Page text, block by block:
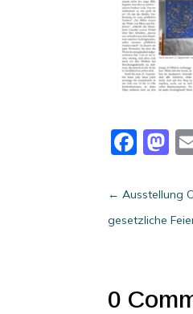
←Ausstellung
gesetzliche
0